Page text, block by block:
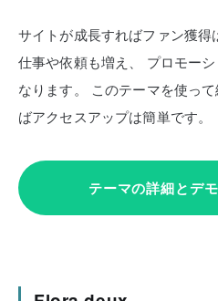
サイトが成長すればファン獲
仕事や依頼も増え、
プロモー
なります。
このテーマを使っ
ばアクセスアップは簡単です。
テーマの詳細とデ